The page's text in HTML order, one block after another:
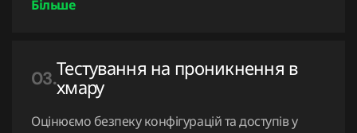
03.Тестування на проникнення в
хмару
Оцінюємо безпеку конфігурацій та доступів у
18.Black-box пентест
Gray-box пентест